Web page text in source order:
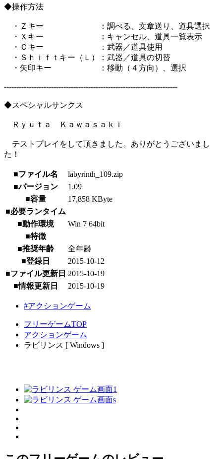
◆操作方法
・Ｚキー ：調べる、文章送り、道具選択
・Ｘキー ：キャンセル、道具一覧表示
・Ｃキー ：武器／道具使用
・Ｓｈｉｆｔキー（Ｌ）：武器／道具の切替
・矢印キー ：移動（４方向）、選択
----------------------------------------------------------------------
◆スペシャルサンクス
Ｒｙｕｔａ Ｋａｗａｓａｋｉ
テストプレイをして頂きました。ありがとうございまし
た！
■ファイル名
labyrinth_109.zip
■バージョン
1.09
■容量
17,858 KByte
■必要ランタイム
■動作環境
Win 7 64bit
■特徴
■推奨年齢
全年齢
■登録日
2015-10-12
■ファイル更新日 2015-10-19
■情報更新日
2015-10-19
#アクションゲーム
フリーゲームTOP
アクションゲーム
ラビリンス [ Windows ]